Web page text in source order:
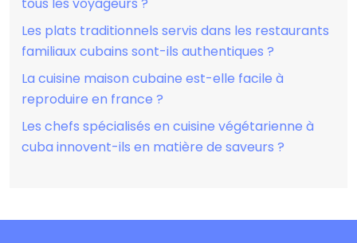
Les plats traditionnels servis dans les restaurants
familiaux cubains sont-ils authentiques ?
La cuisine maison cubaine est-elle facile à
reproduire en france ?
Les chefs spécialisés en cuisine végétarienne à
cuba innovent-ils en matière de saveurs ?